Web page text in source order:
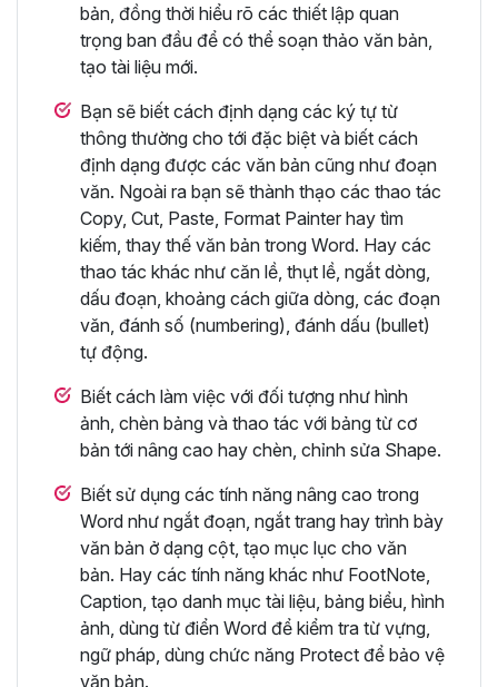
bản, đồng thời hiểu rõ các thiết lập quan
trọng ban đầu để có thể soạn thảo văn bản,
tạo tài liệu mới.
Bạn sẽ biết cách định dạng các ký tự từ
thông thường cho tới đặc biệt và biết cách
định dạng được các văn bản cũng như đoạn
văn. Ngoài ra bạn sẽ thành thạo các thao tác
Copy, Cut, Paste, Format Painter hay tìm
kiếm, thay thế văn bản trong Word. Hay các
thao tác khác như căn lề, thụt lề, ngắt dòng,
dấu đoạn, khoảng cách giữa dòng, các đoạn
văn, đánh số (numbering), đánh dấu (bullet)
tự động.
Biết cách làm việc với đối tượng như hình
ảnh, chèn bảng và thao tác với bảng từ cơ
bản tới nâng cao hay chèn, chỉnh sửa Shape.
Biết sử dụng các tính năng nâng cao trong
Word như ngắt đoạn, ngắt trang hay trình bày
văn bản ở dạng cột, tạo mục lục cho văn
bản. Hay các tính năng khác như FootNote,
Caption, tạo danh mục tài liệu, bảng biểu, hình
ảnh, dùng từ điển Word để kiểm tra từ vựng,
ngữ pháp, dùng chức năng Protect để bảo vệ
văn bản.